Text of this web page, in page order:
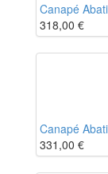
Canapé
318,00 €
Canapé
331,00 €